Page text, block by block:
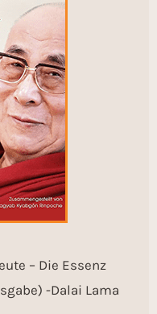
– Die Essenz
-Dalai Lama